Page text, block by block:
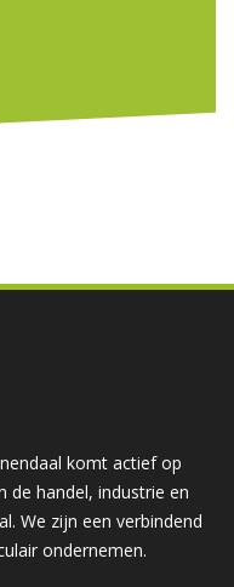
komt actief op
de handel, industrie en
We zijn een verbindend
ondernemen.